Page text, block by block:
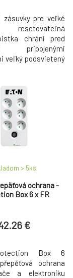
zásuvky pre veľké
resetovateľná
chráni pred
pripojenými
veľký podsvietený
káblov,
alebo prenášanie
otvory na zadnej
pripevnenie k
LED indikácia
aktívn
ochrana -
Box 6 x FR
> 5ks
€
Box 6
ochrana
a elektroniku